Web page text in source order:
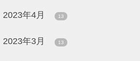
2023年4月 13
2023年3月 13